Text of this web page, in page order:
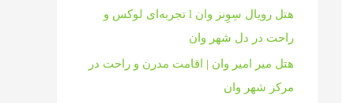
هتل رویال سِوِنز وان l تجربه‌ای لوکس و
راحت در دل شهر وان
هتل میر امیر وان | اقامت مدرن و راحت در
مرکز شهر وان